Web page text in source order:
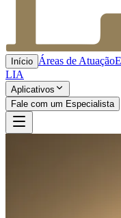
Início Áreas de Atuação
LIA
Aplicativos
Fale com um Especialista